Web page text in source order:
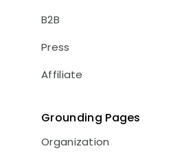
B2B
Press
Affiliate
Grounding Pages
Organization